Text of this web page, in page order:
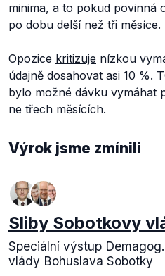
minima, a to pokud povinná
po dobu delší než tři měsíce.
Opozice kritizuje nízkou
údajně dosahovat asi 10 %.
bylo možné dávku vymáhat
ne třech měsících.
Výrok jsme zmínili
Sliby Sobotkovy
Speciální výstup
vlády Bohuslava Sobotky